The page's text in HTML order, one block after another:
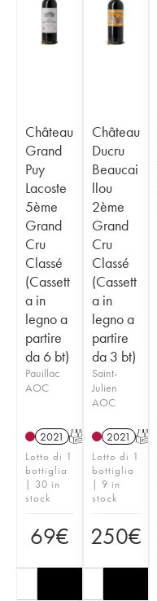
Château
Grand
Puy
Lacoste
5ème
Grand
Cru
Classé
(Cassett
a in
legno a
partire
da 6 bt)
Pauillac
AOC
2021 T
Lotto di 1
bottiglia
| 30 in
stock
69€
Château
Ducru
Beaucai
llou
2ème
Grand
Cru
Classé
(Cassett
a in
legno a
partire
da 3 bt)
Saint-
Julien
AOC
2021 T
Lotto di 1
bottiglia
| 9 in
stock
250€